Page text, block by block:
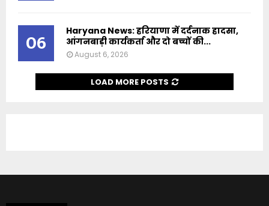
06
Haryana News: हरियाणा में दर्दनाक हादसा,
आंगनबाड़ी कार्यकर्ता और दो बच्चों की...
August 6, 2026
LOAD MORE POSTS